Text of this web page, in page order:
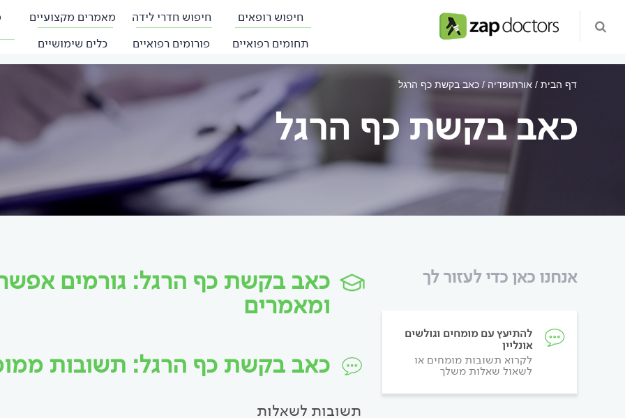
חיפוש רופאים חיפוש חדרי לידה מאמרים מקצועיים
תחומים רפואיים
פורומים רפואיים כלים שימושיים
דף הבית אורתופדיה כאב בקשת כף הרגל
כאב בקשת כף הרגל
אנחנו כאן כדי לעזור לך
להתיעץ עם מומחים וגולשים
אונליין
לקרוא תשובות מומחים או
לשאול שאלות משלך
כאב בקשת כף הרגל: גורמים
ומאמרים
כאב בקשת כף הרגל: תשובות
תשובות לשאלות